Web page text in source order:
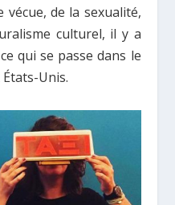
vécue, de la sexualité,
culturel, il y a
qui se passe dans le
Unis.